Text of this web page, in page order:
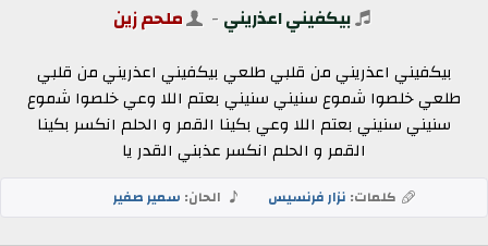
بيكفيني اعذريني - ملحم زين
بيكفيني اعذريني من قلبي طلعي بيكفيني اعذريني من قلبي
طلعي خلصوا شموع سنيني سنيني بعتم اللا وعي خلصوا شموع
سنيني سنيني بعتم اللا وعي بكينا القمر و الحلم انكسر بكينا
القمر و الحلم انكسر عذبني القدر يا
كلمات: نزار فرنسيس الحان: سمير صفير